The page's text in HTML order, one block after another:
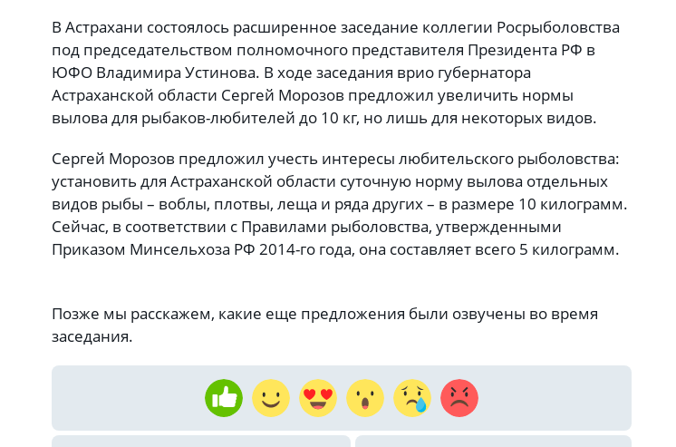
В Астрахани состоялось расширенное заседание коллегии Росрыболовства
под председательством полномочного представителя Президента РФ в
ЮФО Владимира Устинова. В ходе заседания врио губернатора
Астраханской области Сергей Морозов предложил увеличить нормы
вылова для рыбаков-любителей до 10 кг, но лишь для некоторых видов.
Сергей Морозов предложил учесть интересы любительского рыболовства:
установить для Астраханской области суточную норму вылова отдельных
видов рыбы – воблы, плотвы, леща и ряда других – в размере 10 килограмм.
Сейчас, в соответствии с Правилами рыболовства, утвержденными
Приказом Минсельхоза РФ 2014-го года, она составляет всего 5 килограмм.
Позже мы расскажем, какие еще предложения были озвучены во время
заседания.